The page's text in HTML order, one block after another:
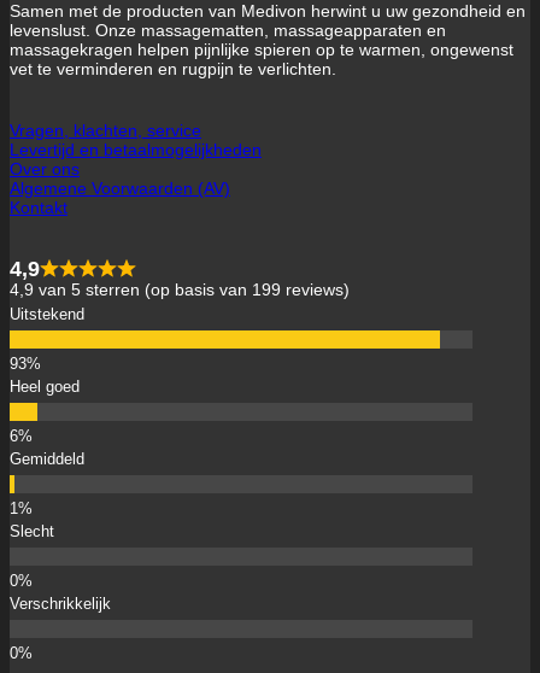
Samen met de producten van Medivon herwint u uw gezondheid en
levenslust. Onze massagematten, massageapparaten en
massagekragen helpen pijnlijke spieren op te warmen, ongewenst
vet te verminderen en rugpijn te verlichten.
Vragen, klachten, service
Levertijd en betaalmogelijkheden
Over ons
Algemene Voorwaarden (AV)
Kontakt
4,9
4,9 van 5 sterren (op basis van 199 reviews)
Uitstekend
Heel goed
Gemiddeld
Slecht
Verschrikkelijk